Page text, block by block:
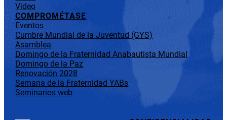
Video
COMPROMÉTASE
Eventos
Cumbre Mundial de la Juventud (GYS)
Asamblea
Domingo de la Fraternidad Anabautista Mundial
Domingo de la Paz
Renovación 2028
Semana de la Fraternidad YABs
Seminarios web